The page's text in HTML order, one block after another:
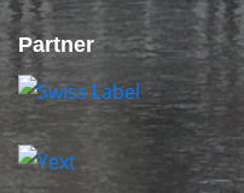
Partner